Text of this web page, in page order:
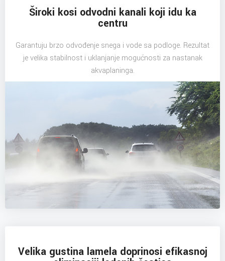
Široki kosi odvodni kanali koji idu ka
centru
Garantuju brzo odvođenje snega i vode sa podloge. Rezultat
je velika stabilnost i uklanjanje mogućnosti za nastanak
akvaplaninga.
Velika gustina lamela doprinosi efikasnoj